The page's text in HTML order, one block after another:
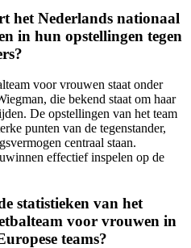
het Nederlands nationaal
in hun opstellingen tegen
voor vrouwen staat onder
die bekend staat om haar
De opstellingen van het team
punten van de tegenstander,
centraal staan.
effectief inspelen op de
statistieken van het
voor vrouwen in
teams?